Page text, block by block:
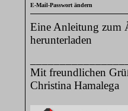
E-Mail-Passwort ändern
Eine Anleitung zum
herunterladen
Mit freundlichen
Christina Hamalega